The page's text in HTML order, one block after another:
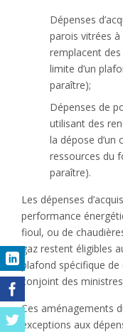
Dépenses
parois vitrées
remplacent
limite d’un
paraître);
Dépenses de
utilisant des
la dépose d’un
ressources du
paraître).
Les dépenses
performance
fioul, ou de
gaz restent éligibles
plafond spécifique
conjoint des
Ces aménagements
exceptions aux